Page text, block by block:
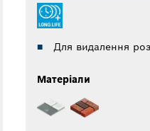
Для видалення
Матеріали